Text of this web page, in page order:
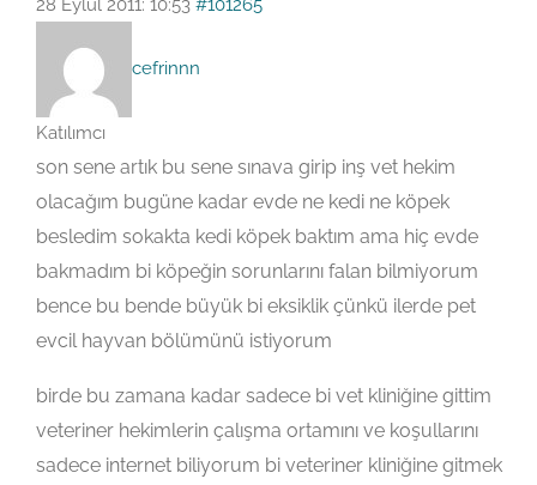
28 Eylül 2011: 10:53 #101265
cefrinnn
Katılımcı
son sene artık bu sene sınava girip inş vet hekim
olacağım bugüne kadar evde ne kedi ne köpek
besledim sokakta kedi köpek baktım ama hiç evde
bakmadım bi köpeğin sorunlarını falan bilmiyorum
bence bu bende büyük bi eksiklik çünkü ilerde pet
evcil hayvan bölümünü istiyorum
birde bu zamana kadar sadece bi vet kliniğine gittim
veteriner hekimlerin çalışma ortamını ve koşullarını
sadece internet biliyorum bi veteriner kliniğine gitmek